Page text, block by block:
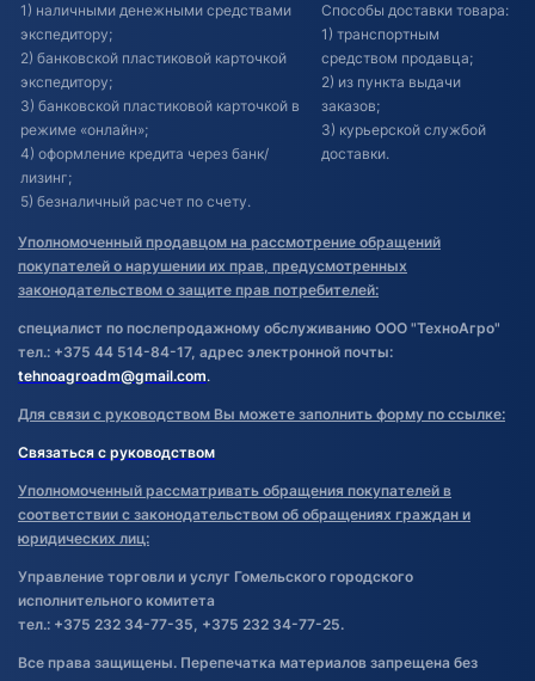
1) наличными денежными средствами
экспедитору;
2) банковской пластиковой карточкой
экспедитору;
3) банковской пластиковой карточкой в
режиме «онлайн»;
4) оформление кредита через банк/
лизинг;
5) безналичный расчет по счету.
Способы доставки товара:
1) транспортным
средством продавца;
2) из пункта выдачи
заказов;
3) курьерской службой
доставки.
Уполномоченный продавцом на рассмотрение обращений
покупателей о нарушении их прав, предусмотренных
законодательством о защите прав потребителей:
специалист по послепродажному обслуживанию ООО "ТехноАгро"
тел.: +375 44 514-84-17, адрес электронной почты:
tehnoagroadm@gmail.com.
Для связи с руководством Вы можете заполнить форму по ссылке:
Связаться с руководством
Уполномоченный рассматривать обращения покупателей в
соответствии с законодательством об обращениях граждан и
юридических лиц:
Управление торговли и услуг Гомельского городского
исполнительного комитета
тел.: +375 232 34-77-35, +375 232 34-77-25.
Все права защищены. Перепечатка материалов запрещена без